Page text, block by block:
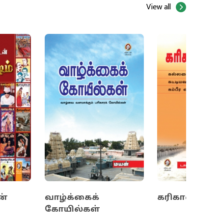
View all
வாழ்க்கைக்
கோயில்கள்
கரிகால்